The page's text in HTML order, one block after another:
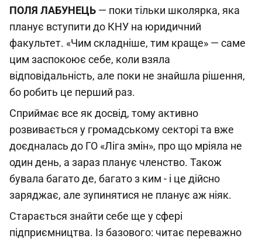
ПОЛЯ ЛАБУНЕЦЬ — поки тільки школярка, яка
планує вступити до КНУ на юридичний
факультет. «Чим складніше, тим краще» — саме
цим заспокоює себе, коли взяла
відповідальність, але поки не знайшла рішення,
бо робить це перший раз.
Сприймає все як досвід, тому активно
розвивається у громадському секторі та вже
доєдналась до ГО «Ліга змін», про що мріяла не
один день, а зараз планує членство. Також
бувала багато де, багато з ким - і це дійсно
заряджає, але зупинятися не планує аж ніяк.
Старається знайти себе ще у сфері
підприємництва. Із базового: читає переважно